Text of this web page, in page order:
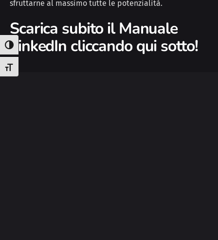
Attiva/disattiva alto contrasto
Attiva/disattiva dimensione testo
sfruttarne al massimo tutte le potenzialità.
Scarica subito il Manuale
LinkedIn cliccando qui sotto!